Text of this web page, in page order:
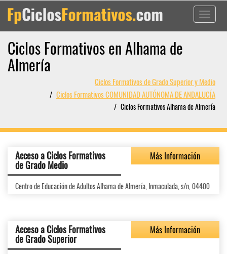
Toggle
Ciclos Formativos en Alhama de
Almería
Ciclos Formativos de Grado Superior y Medio
Ciclos Formativos COMUNIDAD AUTÓNOMA DE ANDALUCÍA
Ciclos Formativos Alhama de Almería
Acceso a Ciclos Formativos
de Grado Medio
Más Información
Centro de Educación de Adultos Alhama de Almería, Inmaculada, s/n, 04400
Acceso a Ciclos Formativos
de Grado Superior
Más Información